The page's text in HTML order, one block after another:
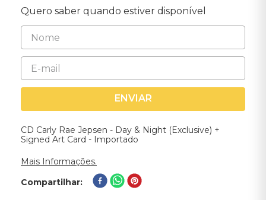
Quero saber quando estiver disponível
ENVIAR
CD Carly Rae Jepsen - Day & Night (Exclusive) +
Signed Art Card - Importado
Mais Informações.
Compartilhar